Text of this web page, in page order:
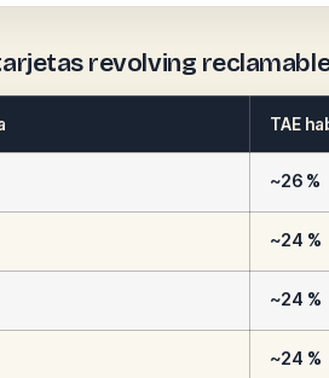
revolving
TAE
~26 %
~24 %
~24 %
~24 %